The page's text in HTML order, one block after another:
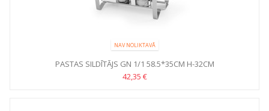
NAV NOLIKTAVĀ
PASTAS SILDĪTĀJS GN 1/1 58.5*35CM H-32CM
42,35 €